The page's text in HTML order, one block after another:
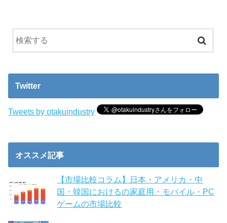
Twitter
Tweets by otakuindustry
オススメ記事
【市場比較コラム】日本・アメリカ・中
国・韓国におけるの家庭用・モバイル・PC
ゲームの市場比較